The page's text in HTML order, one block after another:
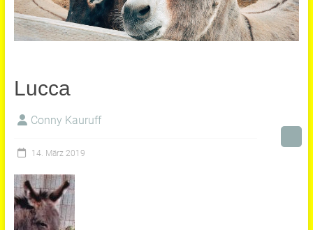
Lucca
Conny Kauruff
14. März 2019